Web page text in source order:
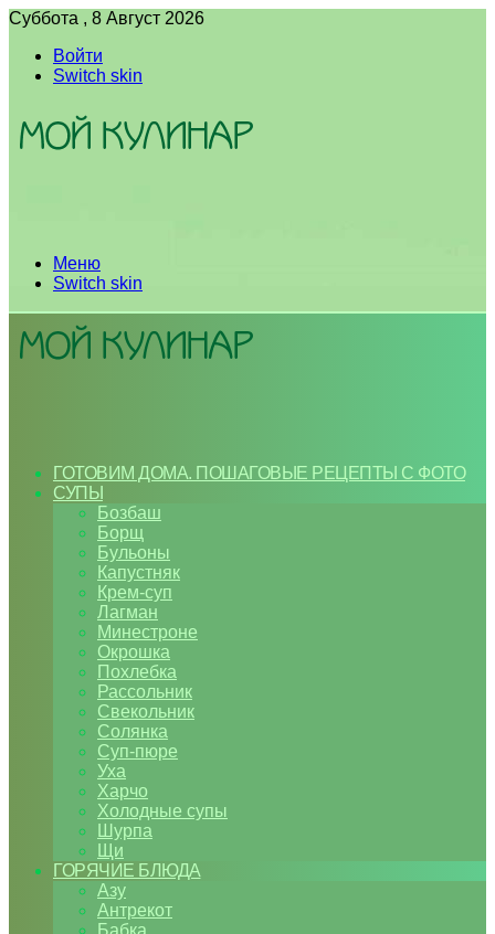
Суббота , 8 Август 2026
Войти
Switch skin
Меню
Switch skin
ГОТОВИМ ДОМА. ПОШАГОВЫЕ РЕЦЕПТЫ С ФОТО
СУПЫ
Бозбаш
Борщ
Бульоны
Капустняк
Крем-суп
Лагман
Минестроне
Окрошка
Похлебка
Рассольник
Свекольник
Солянка
Суп-пюре
Уха
Харчо
Холодные супы
Шурпа
Щи
ГОРЯЧИЕ БЛЮДА
Азу
Антрекот
Бабка